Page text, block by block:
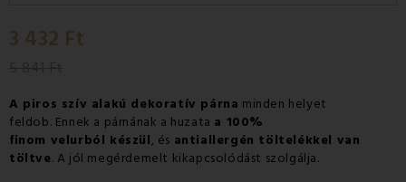
Csütörtök 13.08
3 432 Ft
A piros szív alakú dekoratív párna minden helyet
feldob. Ennek a párnának a huzata a 100%
finom velurból készül, és antiallergén töltelékkel van
töltve. A jól megérdemelt kikapcsolódást szolgálja.